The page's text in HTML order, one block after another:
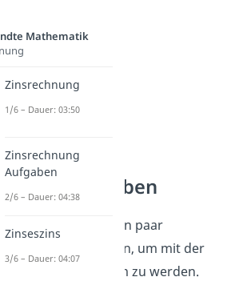
Aufgaben
am Besten mit ein paar
an, um mit der
warm zu werden.
Mathematik
Zinsrechnung
1/6 – Dauer: 03:50
Zinsrechnung
Aufgaben
2/6 – Dauer: 04:38
Zinseszins
3/6 – Dauer: 04:07